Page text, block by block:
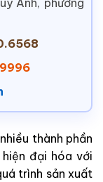
thành phần
đại hóa với
trình sản xuất